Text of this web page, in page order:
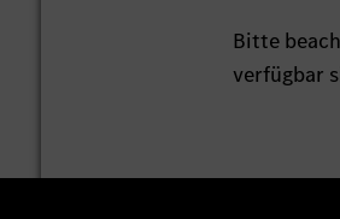
Bitte
verfügbar